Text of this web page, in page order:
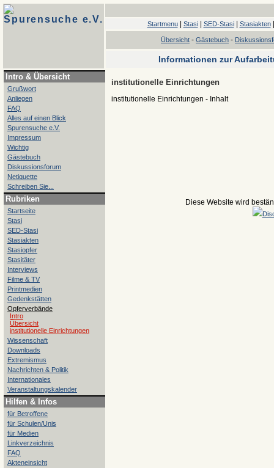
Spurensuche e.V. Startmenu| Stasi| SED-Stasi| Stasiakten
Übersicht - Gästebuch -
Informationen zur
Intro & Übersicht
Grußwort
Anliegen
FAQ
Alles auf einen Blick
Spurensuche e.V.
Impressum
Wichtig
Gästebuch
Diskussionsforum
Netiquette
Schreiben Sie...
Rubriken
Startseite
Stasi
SED-Stasi
Stasiakten
Stasiopfer
Stasitäter
Interviews
Filme & TV
Printmedien
Gedenkstätten
Opferverbände
Intro
Übersicht
institutionelle Einrichtungen
Wissenschaft
Downloads
Extremismus
Nachrichten & Politik
Internationales
Veranstaltungskalender
Hilfen & Infos
für Betroffene
für Schulen/Unis
für Medien
Linkverzeichnis
FAQ
Akteneinsicht
institutionelle Einrichtungen
institutionelle Einrichtungen - Inhalt
Diese Website wird